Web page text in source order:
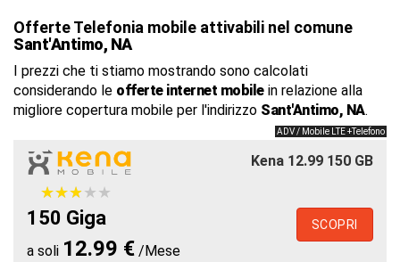
Offerte Telefonia mobile attivabili nel comune
Sant'Antimo, NA
I prezzi che ti stiamo mostrando sono calcolati
considerando le offerte internet mobilein relazione alla
migliore copertura mobile per l'indirizzo Sant'Antimo, NA.
ADV / Mobile LTE +Telefono
Kena 12.99 150 GB
★★★★★
★★★★★
150 Giga
a soli 12.99 € /Mese
SCOPRI